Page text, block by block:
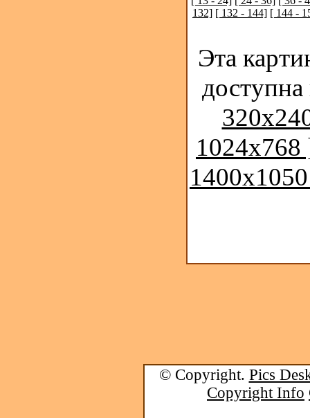
132] [ 132 - 144] [ 144 -
Эта
1024x768
© Copyright. Pics
Copyright Info